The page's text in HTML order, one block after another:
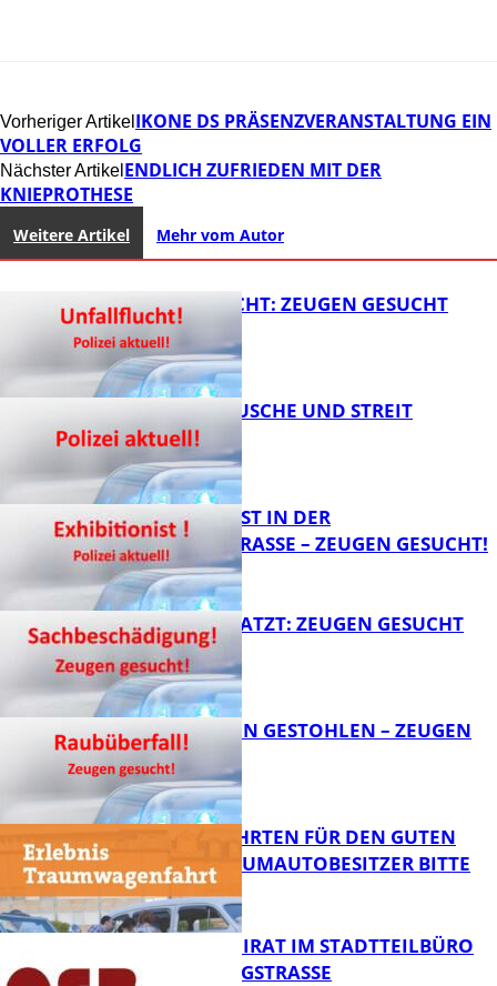
Vorheriger Artikel IKONE DS PRÄSENZVERANSTALTUNG EIN
VOLLER ERFOLG
Nächster Artikel ENDLICH ZUFRIEDEN MIT DER
KNIEPROTHESE
Weitere Artikel Mehr vom Autor
UNFALLFLUCHT: ZEUGEN GESUCHT
KNALLGERÄUSCHE UND STREIT
EXHIBITIONIST IN DER
VELMANNSTRASSE – ZEUGEN GESUCHT!
AUTO ZERKRATZT: ZEUGEN GESUCHT
FB News
TEURE KETTEN GESTOHLEN – ZEUGEN
GESUCHT!
SPENDENFAHRTEN FÜR DEN GUTEN
ZWECK – TRAUMAUTOBESITZER BITTE
MELDEN!
SENIORENBEIRAT IM STADTTEILBÜRO
IN DER KÖNIGSTRASSE